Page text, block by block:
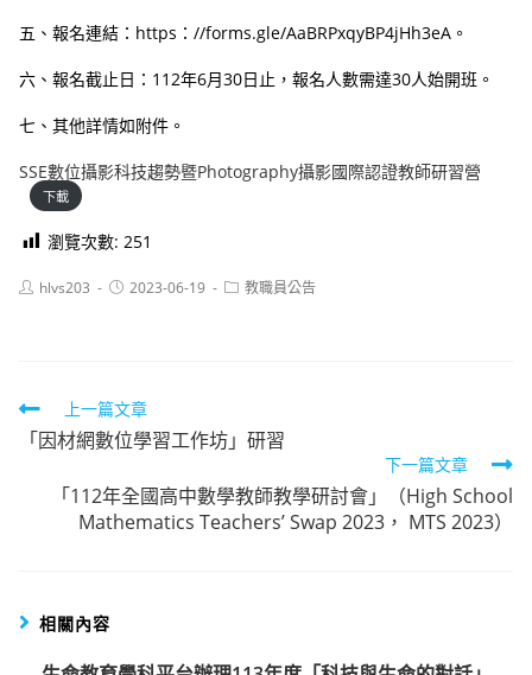
五、報名連結：https：//forms.gle/AaBRPxqyBP4jHh3eA。
六、報名截止日：112年6月30日止，報名人數需達30人始開班。
七、其他詳情如附件。
SSE數位攝影科技趨勢暨Photography攝影國際認證教師研習營
下載
瀏覽次數: 251
Posthlvs203
Post2023-06-19
Post教職員公告
Read
more
articles
上一篇文章
「因材網數位學習工作坊」研習
下一篇文章
「112年全國高中數學教師教學研討會」（High School
Mathematics Teachers’ Swap 2023， MTS 2023）
相關內容